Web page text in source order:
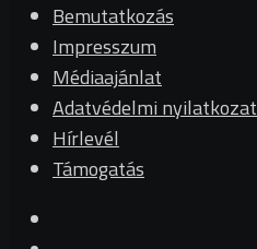
Bemutatkozás
Impresszum
Médiaajánlat
Adatvédelmi nyilatkozat
Hírlevél
Támogatás